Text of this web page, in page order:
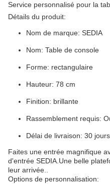
Service personnalisé pour la
Détails du produit:
Nom de marque: SEDIA
Nom: Table de console
Forme: rectangulaire
Hauteur: 78 cm
Finition: brillante
Rassemblement requis:
Délai de livraison: 30 jours
Faites une entrée magnifique
d'entrée SEDIA.Une belle
leur arrivée..
Options de personnalisation: